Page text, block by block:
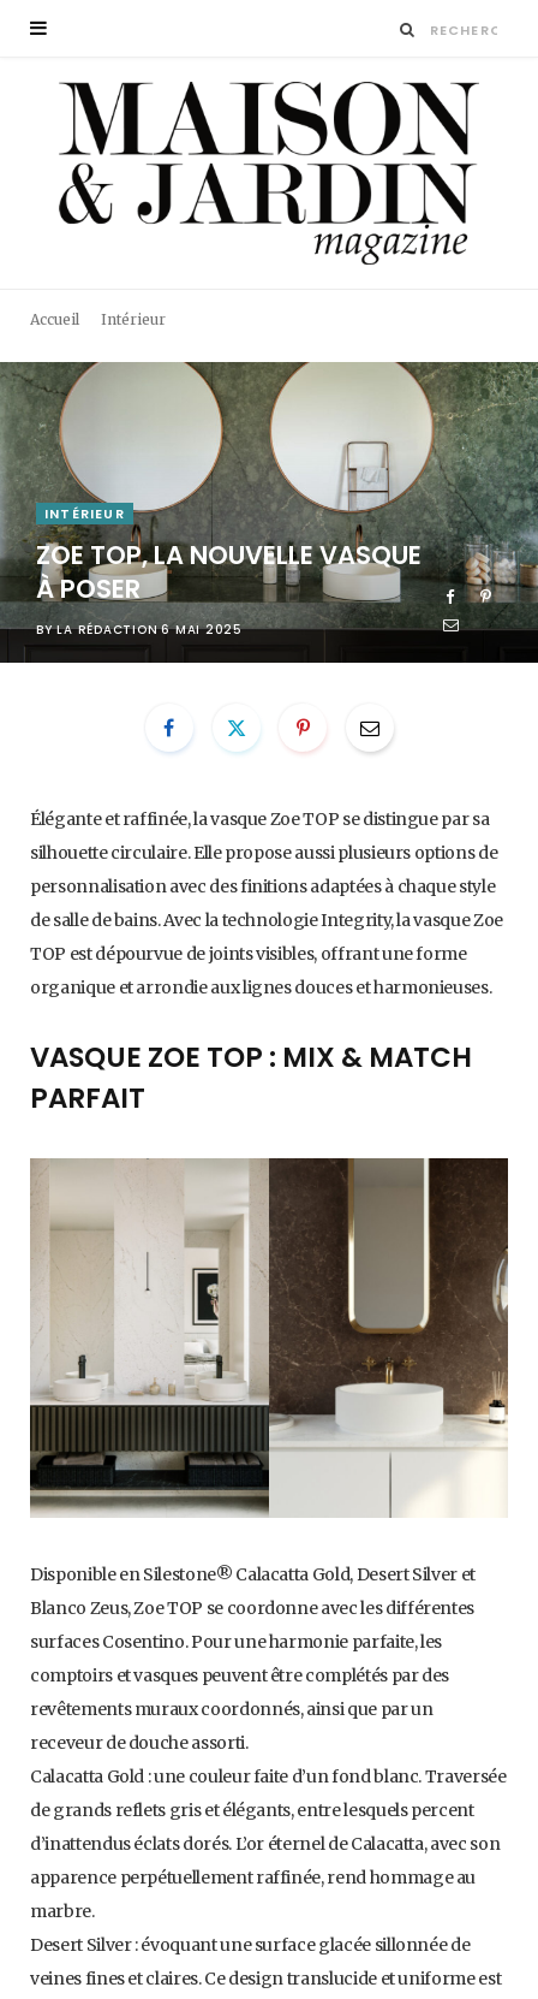
Accueil Intérieur
INTÉRIEUR
ZOE TOP, LA NOUVELLE VASQUE
À POSER
BY LA RÉDACTION 6 MAI 2025
Élégante et raffinée, la vasque Zoe TOP se distingue par sa
silhouette circulaire. Elle propose aussi plusieurs options de
personnalisation avec des finitions adaptées à chaque style
de salle de bains. Avec la technologie Integrity, la vasque Zoe
TOP est dépourvue de joints visibles, offrant une forme
organique et arrondie aux lignes douces et harmonieuses.
VASQUE ZOE TOP : MIX & MATCH
PARFAIT
Disponible en Silestone® Calacatta Gold, Desert Silver et
Blanco Zeus, Zoe TOP se coordonne avec les différentes
surfaces Cosentino. Pour une harmonie parfaite, les
comptoirs et vasques peuvent être complétés par des
revêtements muraux coordonnés, ainsi que par un
receveur de douche assorti.
Calacatta Gold : une couleur faite d’un fond blanc. Traversée
de grands reflets gris et élégants, entre lesquels percent
d’inattendus éclats dorés. L’or éternel de Calacatta, avec son
apparence perpétuellement raffinée, rend hommage au
marbre.
Desert Silver : évoquant une surface glacée sillonnée de
veines fines et claires. Ce design translucide et uniforme est